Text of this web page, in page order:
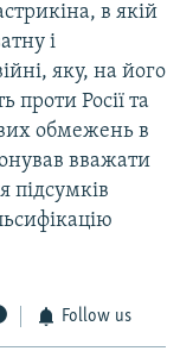
в якій
і
яку, на його
Росії та
обмежень в
вважати
підсумків
Follow us